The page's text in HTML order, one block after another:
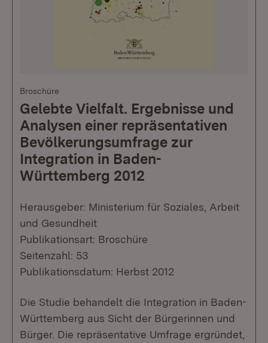
Broschüre
Gelebte Vielfalt. Ergebnisse und
Analysen einer repräsentativen
Bevölkerungsumfrage zur
Integration in Baden-
Württemberg 2012
Herausgeber: Ministerium für Soziales, Arbeit
und Gesundheit
Publikationsart: Broschüre
Seitenzahl: 53
Publikationsdatum: Herbst 2012
Die Studie behandelt die Integration in Baden-
Württemberg aus Sicht der Bürgerinnen und
Bürger. Die repräsentative Umfrage ergründet,